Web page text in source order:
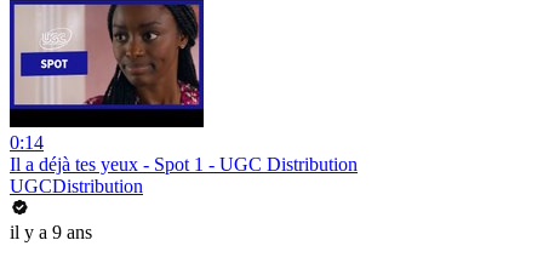
0:14
Il a déjà tes yeux - Spot 1 - UGC Distribution
UGCDistribution
il y a 9 ans